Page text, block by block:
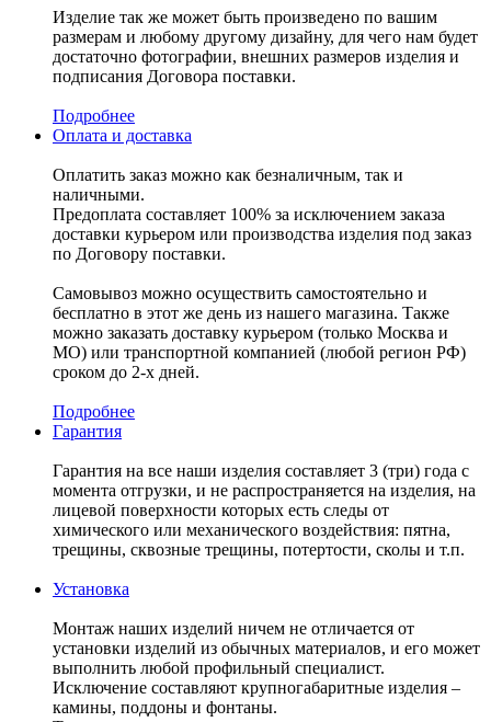
Изделие так же может быть произведено по вашим
размерам и любому другому дизайну, для чего нам будет
достаточно фотографии, внешних размеров изделия и
подписания Договора поставки.
Подробнее
Оплата и доставка
Оплатить заказ можно как безналичным, так и
наличными.
Предоплата составляет 100% за исключением заказа
доставки курьером или производства изделия под заказ
по Договору поставки.
Самовывоз можно осуществить самостоятельно и
бесплатно в этот же день из нашего магазина. Также
можно заказать доставку курьером (только Москва и
МО) или транспортной компанией (любой регион РФ)
сроком до 2-х дней.
Подробнее
Гарантия
Гарантия на все наши изделия составляет 3 (три) года с
момента отгрузки, и не распространяется на изделия, на
лицевой поверхности которых есть следы от
химического или механического воздействия: пятна,
трещины, сквозные трещины, потертости, сколы и т.п.
Установка
Монтаж наших изделий ничем не отличается от
установки изделий из обычных материалов, и его может
выполнить любой профильный специалист.
Исключение составляют крупногабаритные изделия –
камины, поддоны и фонтаны.